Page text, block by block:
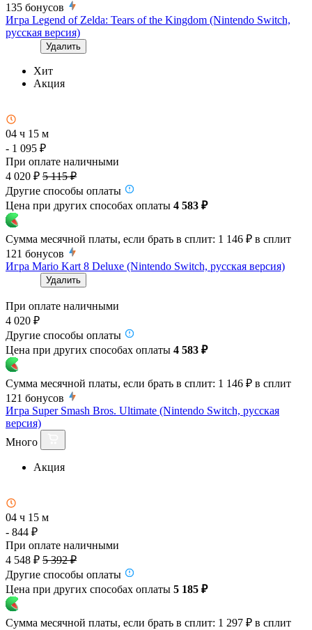
135 бонусов
Игра Legend of Zelda: Tears of the Kingdom (Nintendo Switch,
русская версия)
Удалить
Хит
Акция
04 ч 15 м
- 1 095 ₽
При оплате наличными
4 020 ₽ 5 115 ₽
Другие способы оплаты
Цена при других способах оплаты 4 583 ₽
Сумма месячной платы, если брать в сплит: 1 146 ₽ в сплит
121 бонусов
Игра Mario Kart 8 Deluxe (Nintendo Switch, русская версия)
Удалить
При оплате наличными
4 020 ₽
Другие способы оплаты
Цена при других способах оплаты 4 583 ₽
Сумма месячной платы, если брать в сплит: 1 146 ₽ в сплит
121 бонусов
Игра Super Smash Bros. Ultimate (Nintendo Switch, русская
версия)
Много
Акция
04 ч 15 м
- 844 ₽
При оплате наличными
4 548 ₽ 5 392 ₽
Другие способы оплаты
Цена при других способах оплаты 5 185 ₽
Сумма месячной платы, если брать в сплит: 1 297 ₽ в сплит